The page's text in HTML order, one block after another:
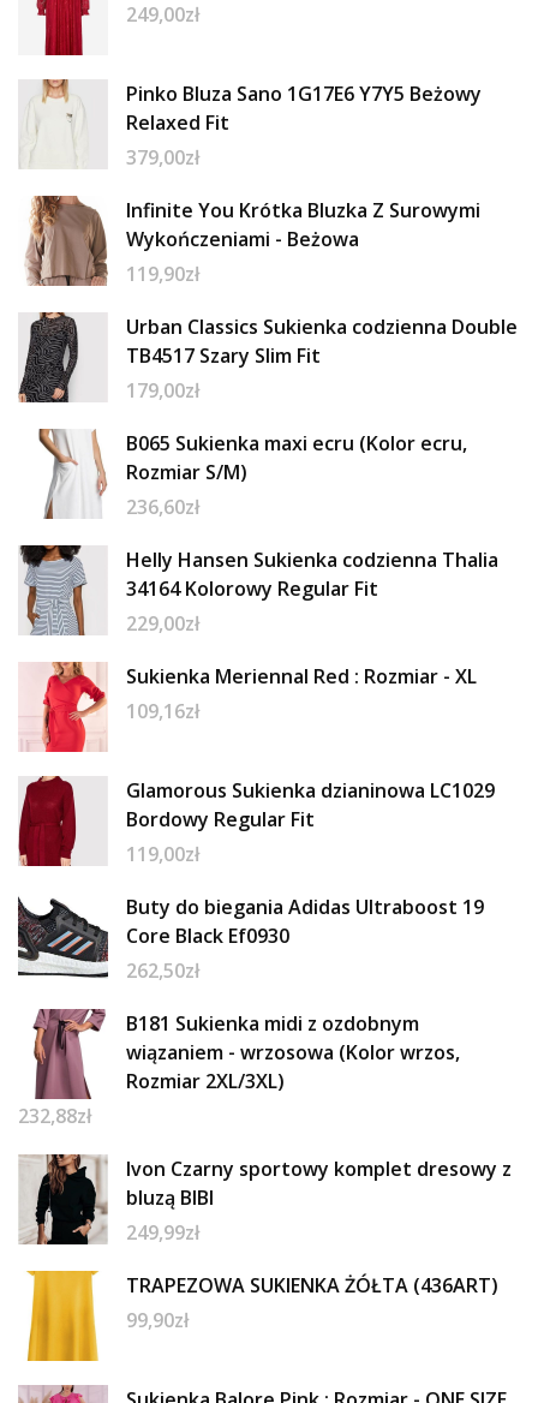
249,00zł
Pinko Bluza Sano 1G17E6 Y7Y5 Beżowy
Relaxed Fit
379,00zł
Infinite You Krótka Bluzka Z Surowymi
Wykończeniami - Beżowa
119,90zł
Urban Classics Sukienka codzienna Double
TB4517 Szary Slim Fit
179,00zł
B065 Sukienka maxi ecru (Kolor ecru,
Rozmiar S/M)
236,60zł
Helly Hansen Sukienka codzienna Thalia
34164 Kolorowy Regular Fit
229,00zł
Sukienka Meriennal Red : Rozmiar - XL
109,16zł
Glamorous Sukienka dzianinowa LC1029
Bordowy Regular Fit
119,00zł
Buty do biegania Adidas Ultraboost 19
Core Black Ef0930
262,50zł
B181 Sukienka midi z ozdobnym
wiązaniem - wrzosowa (Kolor wrzos,
Rozmiar 2XL/3XL)
232,88zł
Ivon Czarny sportowy komplet dresowy z
bluzą BIBI
249,99zł
TRAPEZOWA SUKIENKA ŻÓŁTA (436ART)
99,90zł